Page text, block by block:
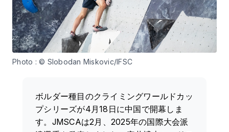
Photo : © Slobodan Miskovic/IFSC
ボルダー種目のクライミングワールドカッ
プシリーズが4月18日に中国で開幕しま
す。JMSCAは2月、2025年の国際大会派